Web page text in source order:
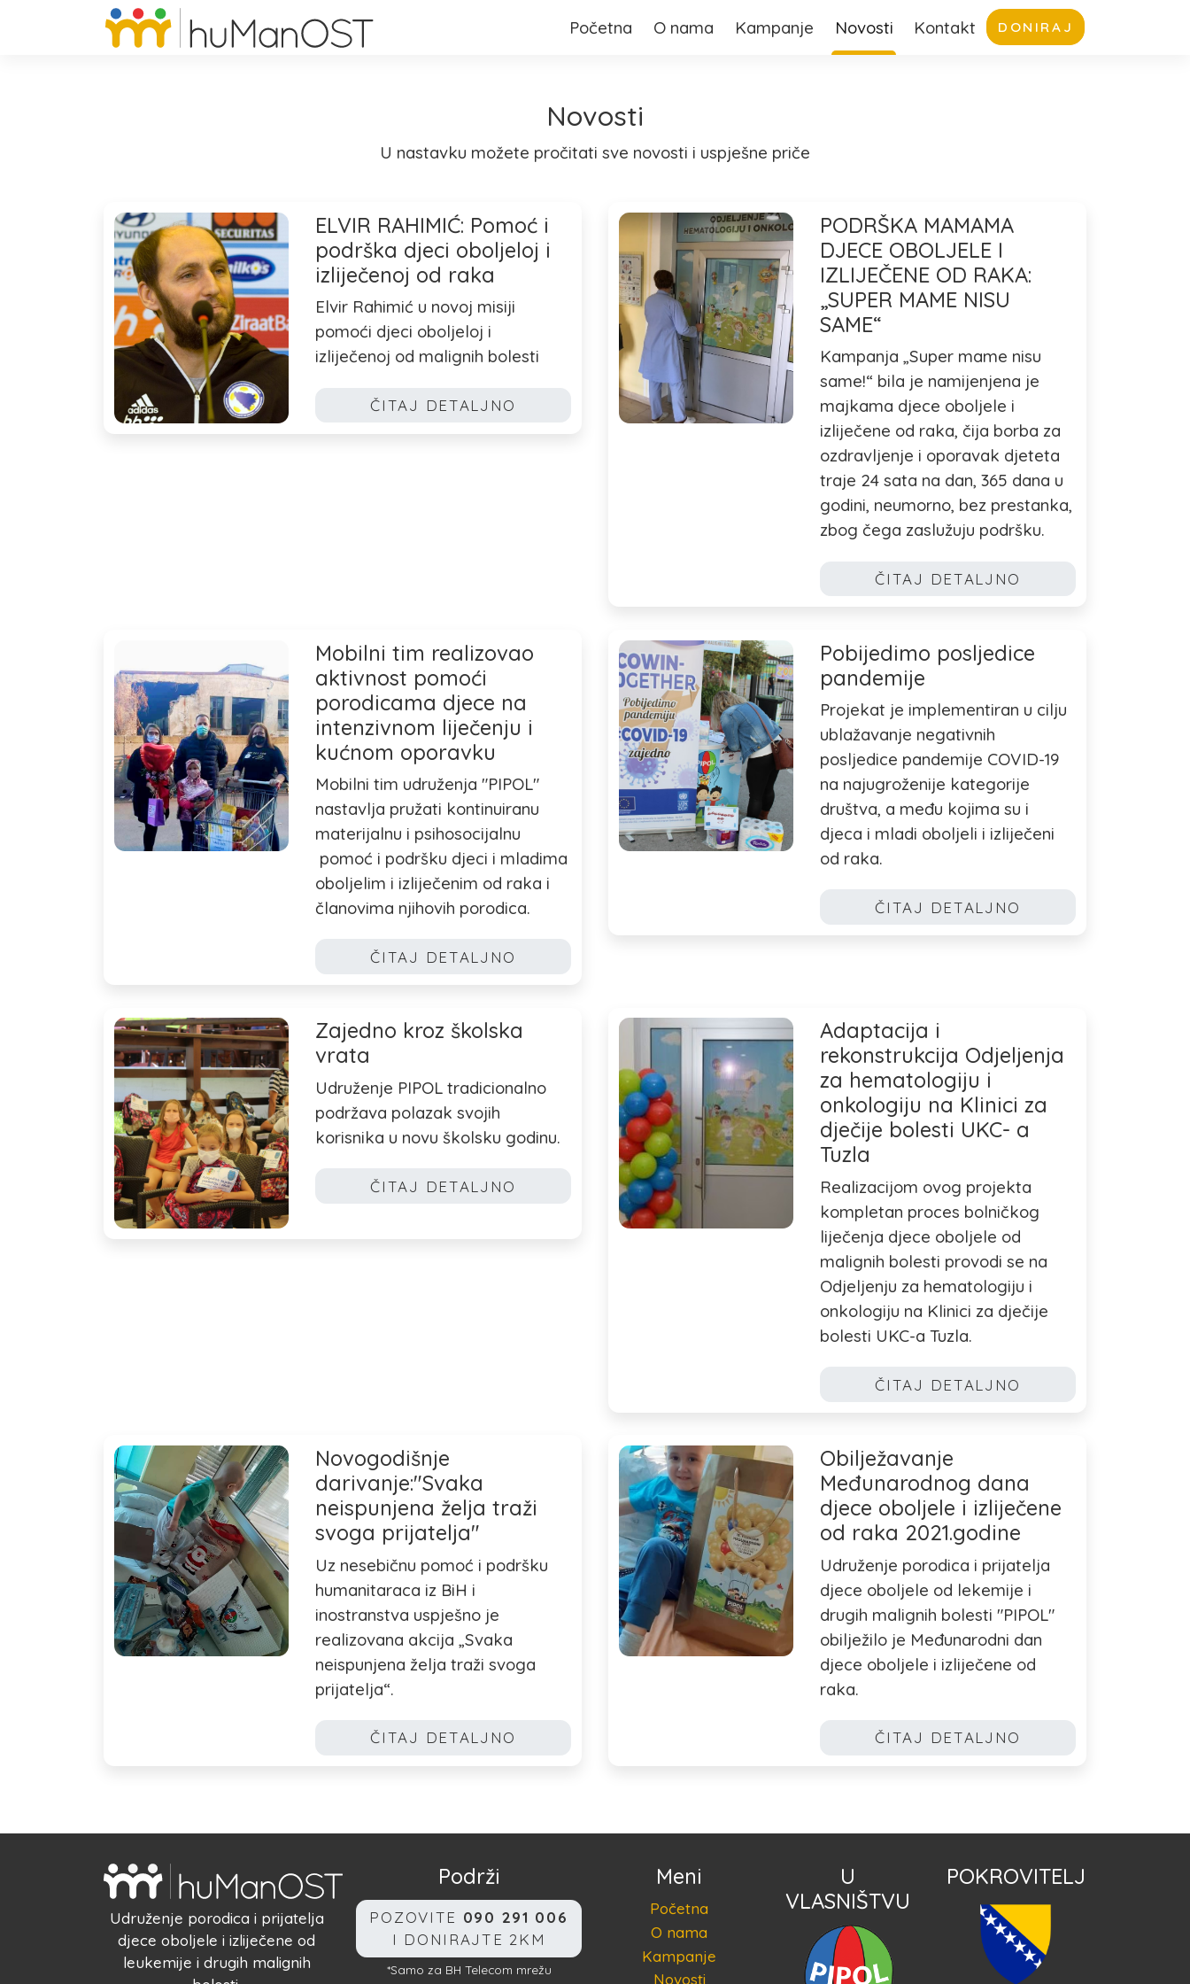
Početna O nama Kampanje Novosti Kontakt DONIRAJ
Novosti
U nastavku možete pročitati sve novosti i uspješne priče
ELVIR RAHIMIĆ: Pomoć i
podrška djeci oboljeloj i
izliječenoj od raka
Elvir Rahimić u novoj misiji
pomoći djeci oboljeloj i
izliječenoj od malignih bolesti
ČITAJ DETALJNO
PODRŠKA MAMAMA
DJECE OBOLJELE I
IZLIJEČENE OD RAKA:
„SUPER MAME NISU
SAME“
Kampanja „Super mame nisu
same!“ bila je namijenjena je
majkama djece oboljele i
izliječene od raka, čija borba za
ozdravljenje i oporavak djeteta
traje 24 sata na dan, 365 dana u
godini, neumorno, bez prestanka,
zbog čega zaslužuju podršku.
ČITAJ DETALJNO
Mobilni tim realizovao
aktivnost pomoći
porodicama djece na
intenzivnom liječenju i
kućnom oporavku
Mobilni tim udruženja "PIPOL"
nastavlja pružati kontinuiranu
materijalnu i psihosocijalnu
pomoć i podršku djeci i mladima
oboljelim i izliječenim od raka i
članovima njihovih porodica.
ČITAJ DETALJNO
Pobijedimo posljedice
pandemije
Projekat je implementiran u cilju
ublažavanje negativnih
posljedice pandemije COVID-19
na najugroženije kategorije
društva, a među kojima su i
djeca i mladi oboljeli i izliječeni
od raka.
ČITAJ DETALJNO
Zajedno kroz školska
vrata
Udruženje PIPOL tradicionalno
podržava polazak svojih
korisnika u novu školsku godinu.
ČITAJ DETALJNO
Adaptacija i
rekonstrukcija Odjeljenja
za hematologiju i
onkologiju na Klinici za
dječije bolesti UKC- a
Tuzla
Realizacijom ovog projekta
kompletan proces bolničkog
liječenja djece oboljele od
malignih bolesti provodi se na
Odjeljenju za hematologiju i
onkologiju na Klinici za dječije
bolesti UKC-a Tuzla.
ČITAJ DETALJNO
Novogodišnje
darivanje:"Svaka
neispunjena želja traži
svoga prijatelja"
Uz nesebičnu pomoć i podršku
humanitaraca iz BiH i
inostranstva uspješno je
realizovana akcija „Svaka
neispunjena želja traži svoga
prijatelja“.
ČITAJ DETALJNO
Obilježavanje
Međunarodnog dana
djece oboljele i izliječene
od raka 2021.godine
Udruženje porodica i prijatelja
djece oboljele od lekemije i
drugih malignih bolesti "PIPOL"
obilježilo je Međunarodni dan
djece oboljele i izliječene od
raka.
ČITAJ DETALJNO
Udruženje porodica i prijatelja
djece oboljele i izliječene od
leukemije i drugih malignih
Podrži
POZOVITE 090 291 006
I DONIRAJTE 2KM
*Samo za BH Telecom mrežu
Meni
Početna
O nama
Kampanje
Novosti
U
VLASNIŠTVU
POKROVITELJ